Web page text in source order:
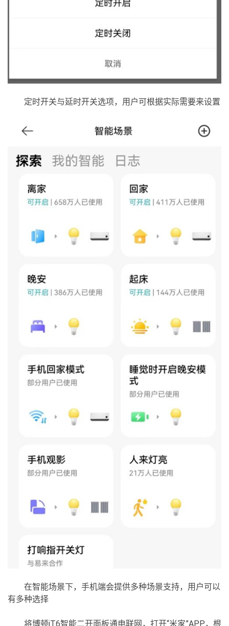
定时开关与延时开关选项，用户可根据实际需要来设置
在智能场景下，手机端会提供多种场景支持，用户可以
有多种选择
将博顿iT6智能二开面板通电联网，打开“米家”APP，根